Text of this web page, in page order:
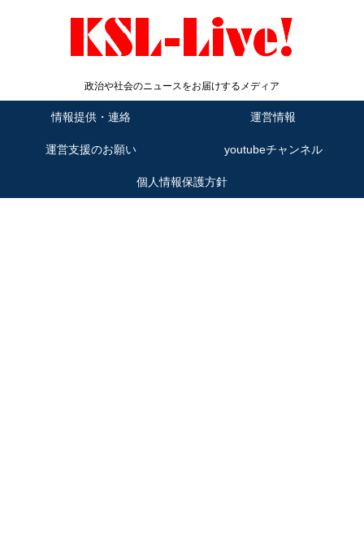
政治や社会のニュースをお届けするメディア
情報提供・連絡 運営情報
運営支援のお願い youtubeチャンネル
個人情報保護方針